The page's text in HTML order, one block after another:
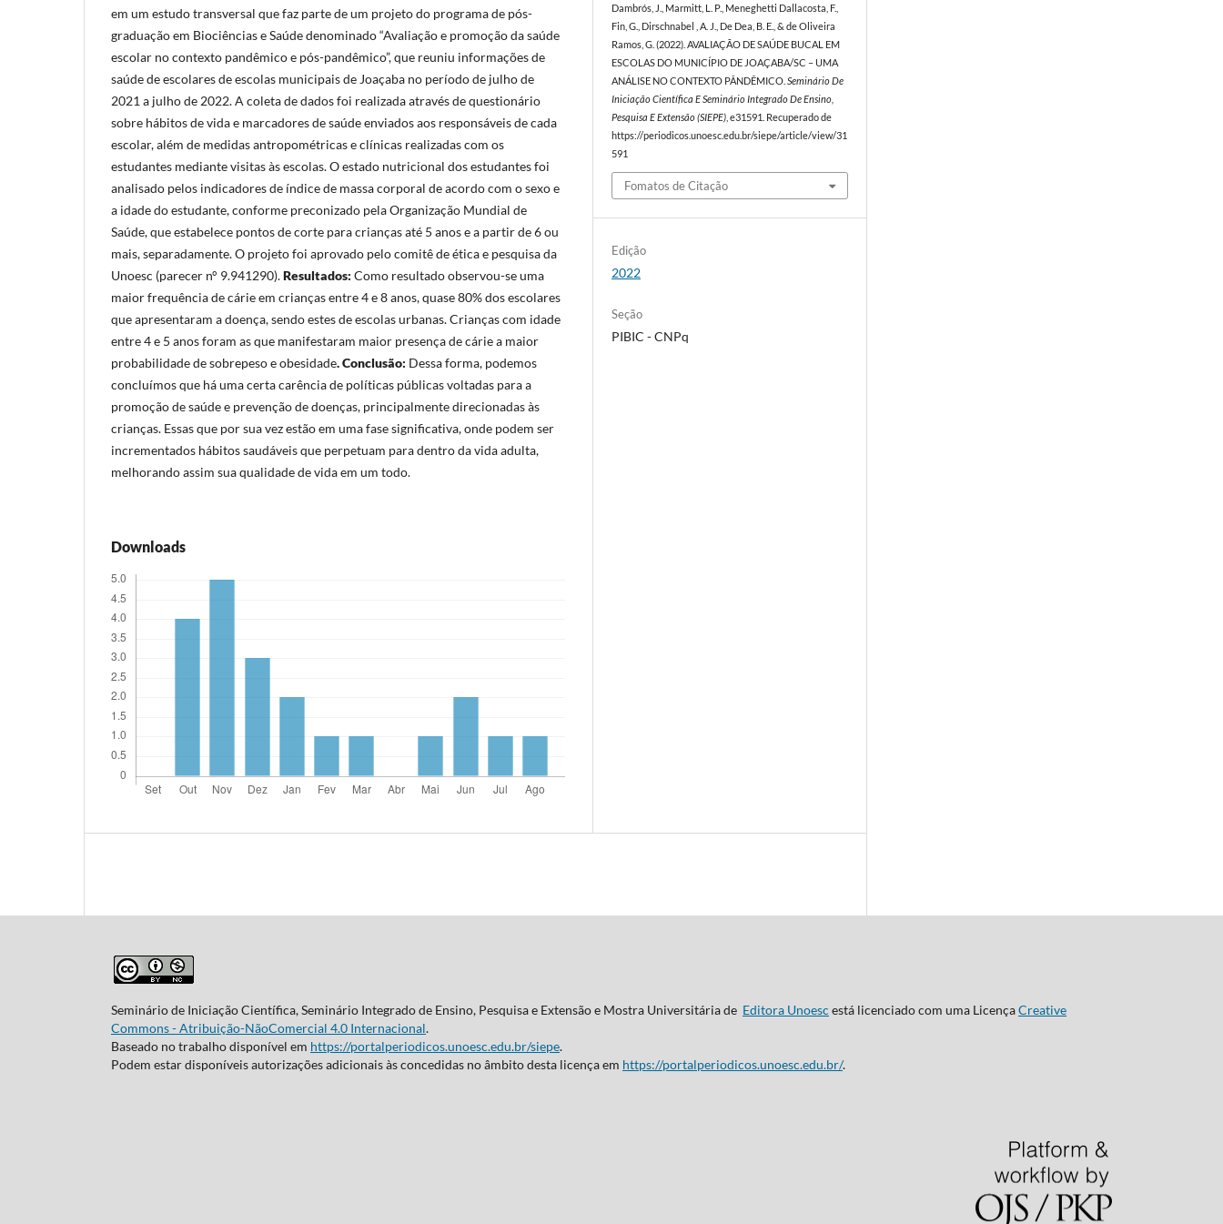
em um estudo transversal que faz parte de um projeto do programa de pós-
graduação em Biociências e Saúde denominado “Avaliação e promoção da saúde
escolar no contexto pandêmico e pós-pandêmico”, que reuniu informações de
saúde de escolares de escolas municipais de Joaçaba no período de julho de
2021 a julho de 2022. A coleta de dados foi realizada através de questionário
sobre hábitos de vida e marcadores de saúde enviados aos responsáveis de cada
escolar, além de medidas antropométricas e clínicas realizadas com os
estudantes mediante visitas às escolas. O estado nutricional dos estudantes foi
analisado pelos indicadores de índice de massa corporal de acordo com o sexo e
a idade do estudante, conforme preconizado pela Organização Mundial de
Saúde, que estabelece pontos de corte para crianças até 5 anos e a partir de 6 ou
mais, separadamente. O projeto foi aprovado pelo comitê de ética e pesquisa da
Unoesc (parecer n° 9.941290).Resultados: Como resultado observou-se uma
maior frequência de cárie em crianças entre 4 e 8 anos, quase 80% dos escolares
que apresentaram a doença, sendo estes de escolas urbanas. Crianças com idade
entre 4 e 5 anos foram as que manifestaram maior presença de cárie a maior
probabilidade de sobrepeso e obesidade. Conclusão: Dessa forma, podemos
concluímos que há uma certa carência de políticas públicas voltadas para a
promoção de saúde e prevenção de doenças, principalmente direcionadas às
crianças. Essas que por sua vez estão em uma fase significativa, onde podem ser
incrementados hábitos saudáveis que perpetuam para dentro da vida adulta,
melhorando assim sua qualidade de vida em um todo.
Downloads
Dambrós, J., Marmitt, L. P., Meneghetti Dallacosta, F.,
Fin, G., Dirschnabel , A. J., De Dea, B. E., & de Oliveira
Ramos, G. (2022). AVALIAÇÃO DE SAÚDE BUCAL EM
ESCOLAS DO MUNICÍPIO DE JOAÇABA/SC – UMA
ANÁLISE NO CONTEXTO PÂNDÊMICO.Seminário De
Iniciação Científica E Seminário Integrado De Ensino,
Pesquisa E Extensão (SIEPE) , e31591. Recuperado de
https://periodicos.unoesc.edu.br/siepe/article/view/31
591
Fomatos de Citação
Edição
2022
Seção
PIBIC - CNPq
Seminário de Iniciação Científica, Seminário Integrado de Ensino, Pesquisa e Extensão e Mostra Universitária de Editora Unoesc está licenciado com uma LicençaCreative
Commons - Atribuição-NãoComercial 4.0 Internacional.
Baseado no trabalho disponível em https://portalperiodicos.unoesc.edu.br/siepe.
Podem estar disponíveis autorizações adicionais às concedidas no âmbito desta licença em https://portalperiodicos.unoesc.edu.br/.